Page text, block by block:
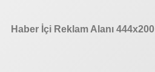
Haber İçi Reklam Alanı 444x200